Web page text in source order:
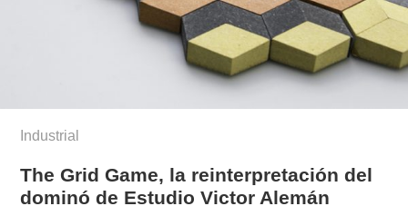
Industrial
The Grid Game, la reinterpretación del
dominó de Estudio Victor Alemán